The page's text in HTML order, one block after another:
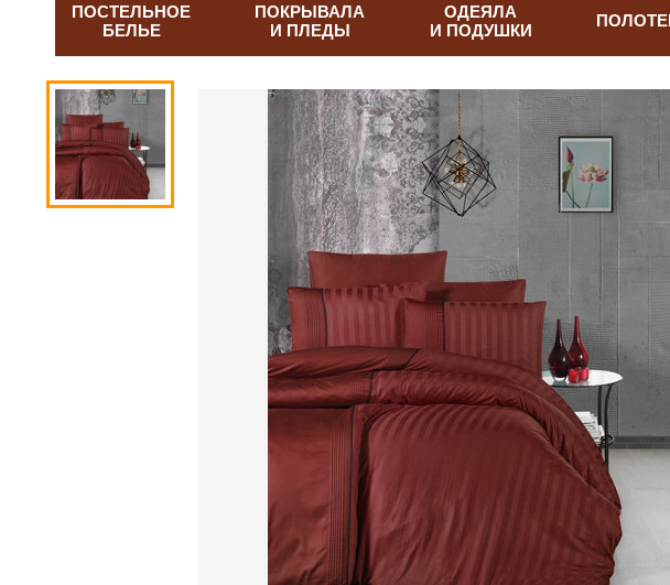
ПОСТЕЛЬНОЕ
БЕЛЬЕ
ПОКРЫВАЛА
И ПЛЕДЫ
ОДЕЯЛА
И ПОДУШКИ